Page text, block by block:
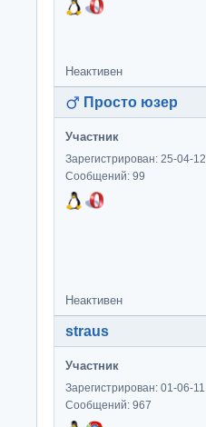
Неактивен
Просто юзер
Участник
Зарегистрирован: 25-04-12
Сообщений: 99
Неактивен
straus
Участник
Зарегистрирован: 01-06-11
Сообщений: 967